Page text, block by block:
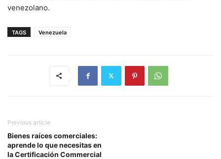
venezolano.
TAGS Venezuela
Previous article
Bienes raíces comerciales:
aprende lo que necesitas en
la Certificación Commercial